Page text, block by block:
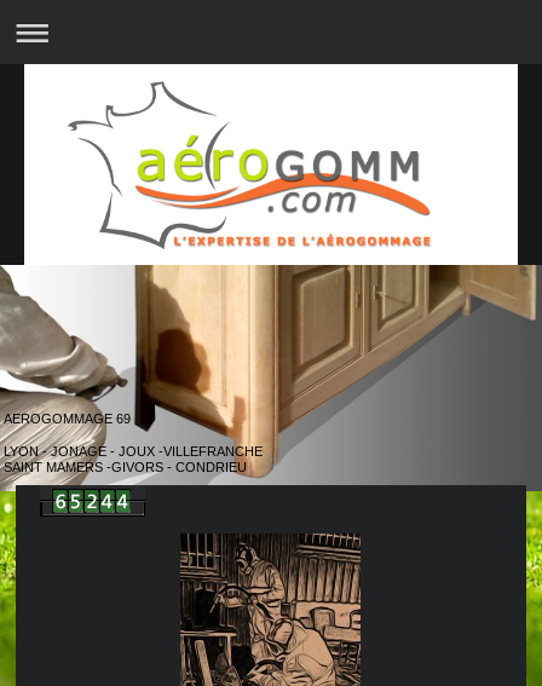
AEROGOMMAGE 69
LYON - JONAGE - JOUX -VILLEFRANCHE
SAINT MAMERS -GIVORS - CONDRIEU